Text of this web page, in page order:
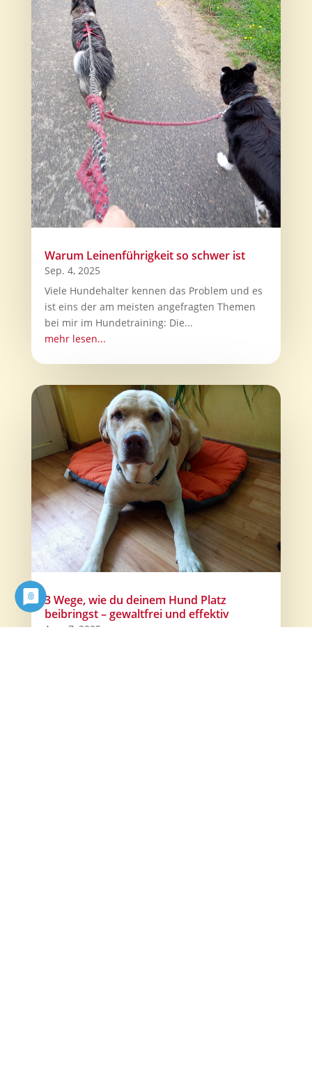
Warum Leinenführigkeit so schwer ist
Sep. 4, 2025
Viele Hundehalter kennen das Problem und es
ist eins der am meisten angefragten Themen
bei mir im Hundetraining: Die...
mehr lesen...
3 Wege, wie du deinem Hund Platz
beibringst – gewaltfrei und effektiv
Aug. 7, 2025